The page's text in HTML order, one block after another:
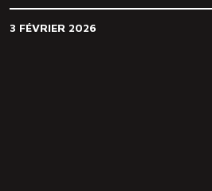
i
3 FÉVRIER 2026